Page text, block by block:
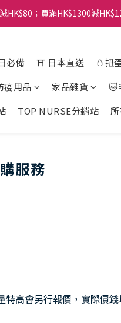
HK$80；買滿HK$1300減
必備 ⛩️ 日本直送
🥚扭
疫用品 家品雜貨 🐱
TOP NURSE分銷站
服務
高會另行報價，實際價錢